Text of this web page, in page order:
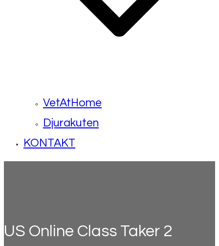
VetAtHome
Djurakuten
KONTAKT
US Online Class Taker 2